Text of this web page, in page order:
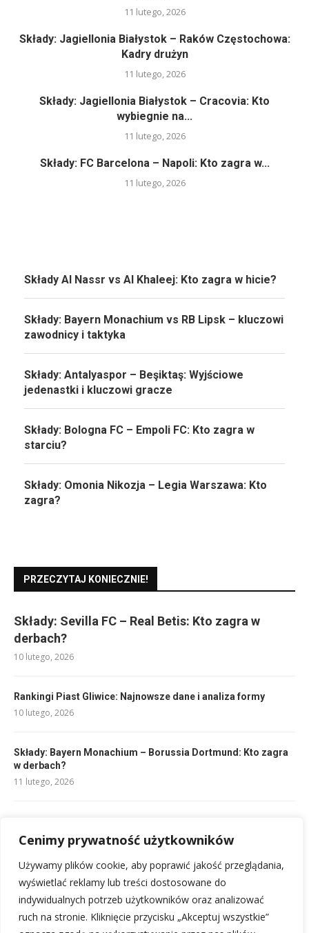
Cenimy prywatność użytkowników
Używamy plików cookie, aby poprawić jakość przeglądania,
wyświetlać reklamy lub treści dostosowane do
indywidualnych potrzeb użytkowników oraz analizować
ruch na stronie. Kliknięcie przycisku „Akceptuj wszystkie”
11 lutego, 2026
Składy: Jagiellonia Białystok – Raków Częstochowa:
Kadry drużyn
11 lutego, 2026
Składy: Jagiellonia Białystok – Cracovia: Kto
wybiegnie na...
11 lutego, 2026
Składy: FC Barcelona – Napoli: Kto zagra w...
11 lutego, 2026
Składy Al Nassr vs Al Khaleej: Kto zagra w hicie?
Składy: Bayern Monachium vs RB Lipsk – kluczowi
zawodnicy i taktyka
Składy: Antalyaspor – Beşiktaş: Wyjściowe
jedenastki i kluczowi gracze
Składy: Bologna FC – Empoli FC: Kto zagra w
starciu?
Składy: Omonia Nikozja – Legia Warszawa: Kto
zagra?
PRZECZYTAJ KONIECZNIE!
Składy: Sevilla FC – Real Betis: Kto zagra w
derbach?
10 lutego, 2026
Rankingi Piast Gliwice: Najnowsze dane i analiza formy
10 lutego, 2026
Składy: Bayern Monachium – Borussia Dortmund: Kto zagra
w derbach?
11 lutego, 2026
10 lutego, 2026
Składy na mecz Juventus – Udinese: Oficjalne składy i analiza
11 lutego, 2026